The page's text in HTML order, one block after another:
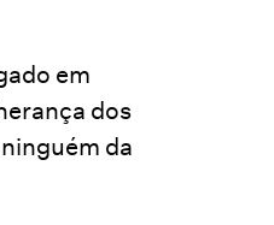
em
dos
da